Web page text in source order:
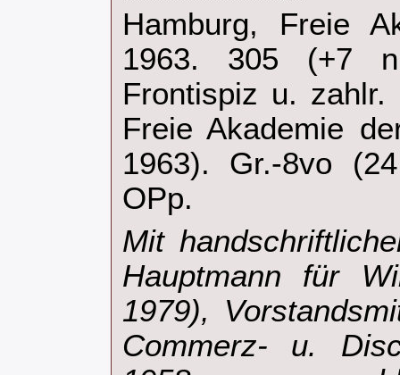
‎Hamburg, Freie
1963. 305 (+7
Frontispiz u. zahlr.
Freie Akademie
1963). Gr.-8vo
OPp.‎
‎Mit
Hauptmann für
1979),
Commerz- u.